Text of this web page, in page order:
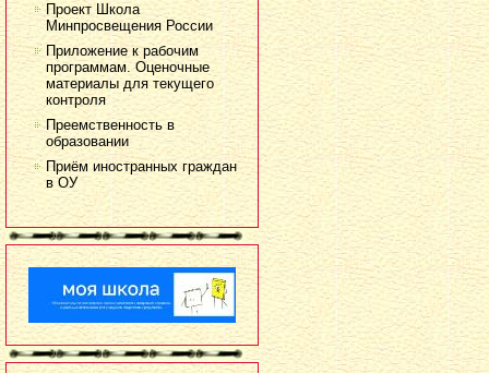
Проект Школа
Минпросвещения России
Приложение к рабочим
программам. Оценочные
материалы для текущего
контроля
Преемственность в
образовании
Приём иностранных граждан
в ОУ